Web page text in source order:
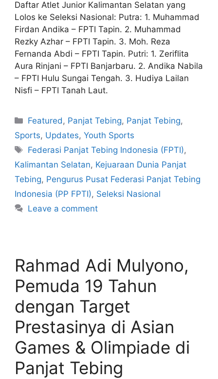
Daftar Atlet Junior Kalimantan Selatan yang
Lolos ke Seleksi Nasional: Putra: 1. Muhammad
Firdan Andika – FPTI Tapin. 2. Muhammad
Rezky Azhar – FPTI Tapin. 3. Moh. Reza
Fernanda Abdi – FPTI Tapin. Putri: 1. Zeriflita
Aura Rinjani – FPTI Banjarbaru. 2. Andika Nabila
– FPTI Hulu Sungai Tengah. 3. Hudiya Lailan
Nisfi – FPTI Tanah Laut.
Featured, Panjat Tebing, Panjat Tebing,
Sports, Updates, Youth Sports
Federasi Panjat Tebing Indonesia (FPTI),
Kalimantan Selatan, Kejuaraan Dunia Panjat
Tebing, Pengurus Pusat Federasi Panjat Tebing
Indonesia (PP FPTI), Seleksi Nasional
Leave a comment
Rahmad Adi Mulyono,
Pemuda 19 Tahun
dengan Target
Prestasinya di Asian
Games & Olimpiade di
Panjat Tebing